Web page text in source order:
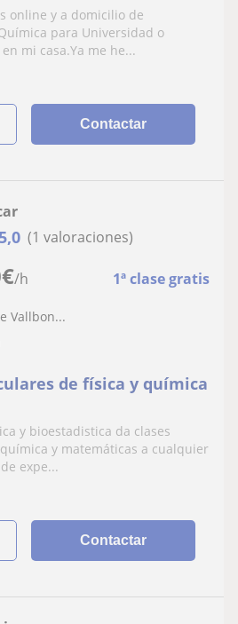
online y a domicilio de
para Universidad o
mi casa.Ya me he...
Contactar
€/h 1ª clase gratis
5,0 (1 valoraciones)
Vallbon...
de física y química
y bioestadistica da clases
y matemáticas a cualquier
expe...
Contactar